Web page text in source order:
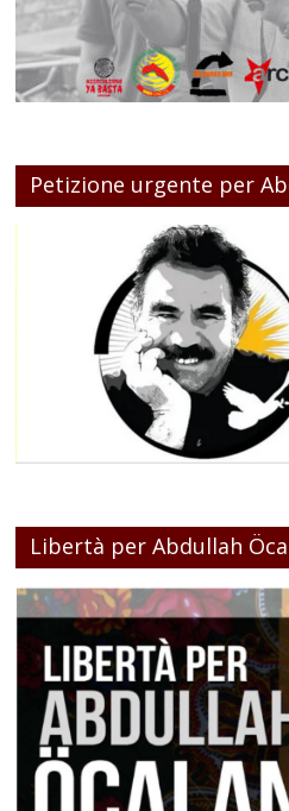
Petizione urgente per
Libertà per Abdullah